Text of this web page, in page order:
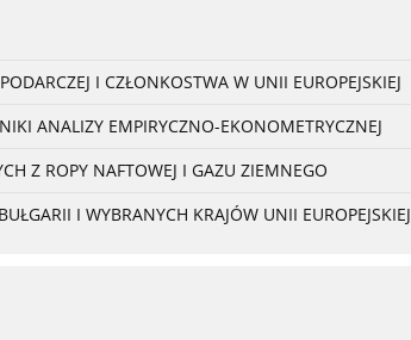
I CZŁONKOSTWA W UNII EUROPEJSKIEJ
ANALIZY EMPIRYCZNO-EKONOMETRYCZNEJ
Z ROPY NAFTOWEJ I GAZU ZIEMNEGO
I WYBRANYCH KRAJÓW UNII EUROPEJSKIEJ